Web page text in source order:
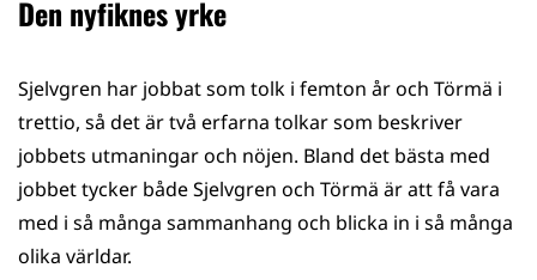
Den nyfiknes yrke
Sjelvgren har jobbat som tolk i femton år och Törmä i
trettio, så det är två erfarna tolkar som beskriver
jobbets utmaningar och nöjen. Bland det bästa med
jobbet tycker både Sjelvgren och Törmä är att få vara
med i så många sammanhang och blicka in i så många
olika världar.